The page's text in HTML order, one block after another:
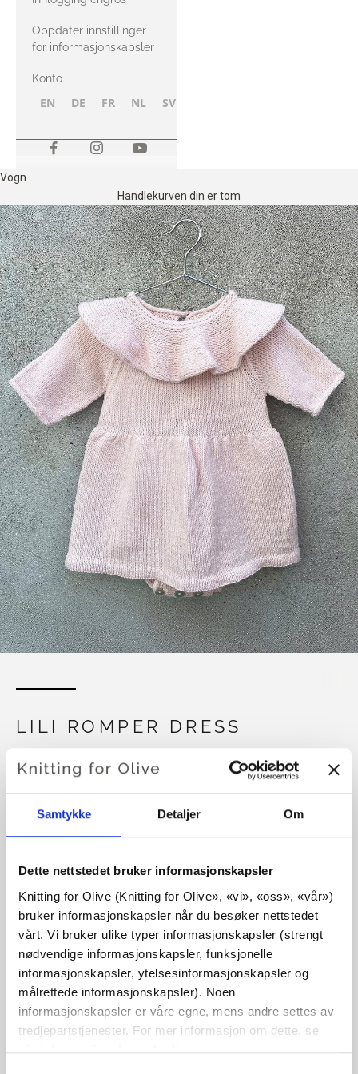
Samtykke Detaljer Om
Dette nettstedet bruker informasjonskapsler
Knitting for Olive (Knitting for Olive», «vi», «oss», «vår»)
bruker informasjonskapsler når du besøker nettstedet
vårt. Vi bruker ulike typer informasjonskapsler (strengt
nødvendige informasjonskapsler, funksjonelle
informasjonskapsler, ytelsesinformasjonskapsler og
målrettede informasjonskapsler). Noen
informasjonskapsler er våre egne, mens andre settes av
tredjepartstjenester. For mer informasjon om dette, se
vår informasjonskapselpolicy.
Oppdater innstillinger
for informasjonskapsler
Konto
EN DE FR NL SV
Vogn
Handlekurven din er tom
LILI ROMPER DRESS
€6,60
SPRÅK VELG SPRÅK
Kjøp av garn?
JEG VIL GJERNE KJØPE GARN TIL MØNSTERET
3 MDR 6 MDR 9 MDR 12 MDR
18-24 MDR
LEGG I HANDLEKURVEN
Bruk€100,0mer og få gratis frakt innen EU!
Bestillinger som legges inn før kl. 13.00 norsk tid,